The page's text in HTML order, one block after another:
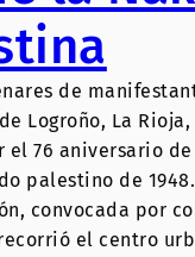
de
Logroño, La Rioja,
el 76 aniversario
palestino de
convocada por
el centro